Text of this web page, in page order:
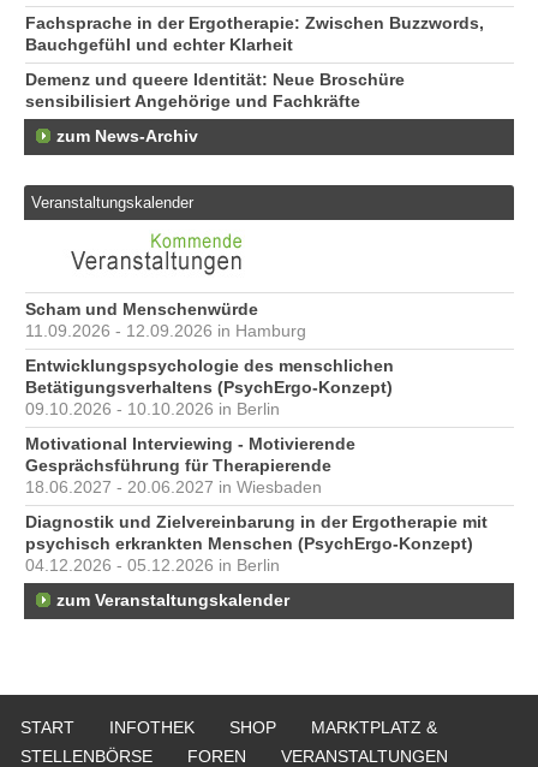
Fachsprache in der Ergotherapie: Zwischen Buzzwords,
Bauchgefühl und echter Klarheit
Demenz und queere Identität: Neue Broschüre
sensibilisiert Angehörige und Fachkräfte
zum News-Archiv
Veranstaltungskalender
Scham und Menschenwürde
11.09.2026 - 12.09.2026 in Hamburg
Entwicklungspsychologie des menschlichen
Betätigungsverhaltens (PsychErgo-Konzept)
09.10.2026 - 10.10.2026 in Berlin
Motivational Interviewing - Motivierende
Gesprächsführung für Therapierende
18.06.2027 - 20.06.2027 in Wiesbaden
Diagnostik und Zielvereinbarung in der Ergotherapie mit
psychisch erkrankten Menschen (PsychErgo-Konzept)
04.12.2026 - 05.12.2026 in Berlin
zum Veranstaltungskalender
START INFOTHEK SHOP
MARKTPLATZ &
STELLENBÖRSE
FOREN
VERANSTALTUNGEN